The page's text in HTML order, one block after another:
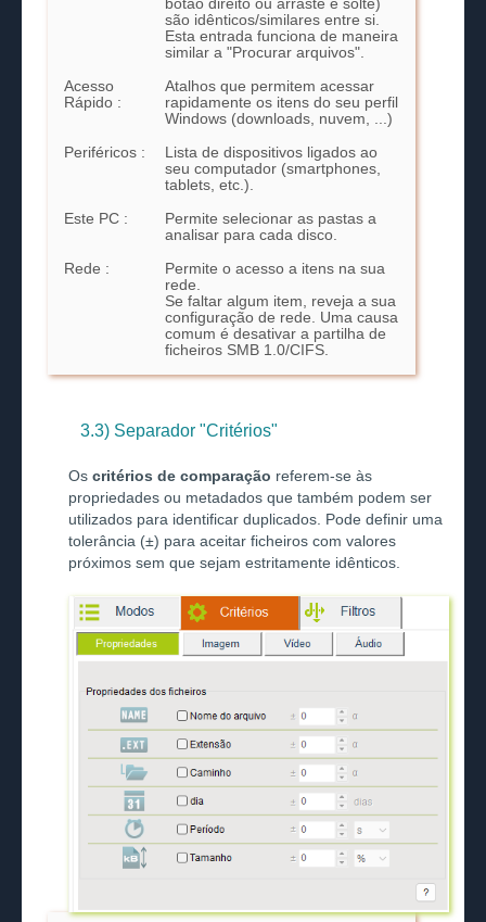
botão direito ou arraste e solte)
são idênticos/similares entre si.
Esta entrada funciona de maneira
similar a "Procurar arquivos".
Acesso
Rápido :
Atalhos que permitem acessar
rapidamente os itens do seu perfil
Windows (downloads, nuvem, ...)
Periféricos :
Lista de dispositivos ligados ao
seu computador (smartphones,
tablets, etc.).
Este PC :
Permite selecionar as pastas a
analisar para cada disco.
Rede :
Permite o acesso a itens na sua
rede.
Se faltar algum item, reveja a sua
configuração de rede. Uma causa
comum é desativar a partilha de
ficheiros SMB 1.0/CIFS.
3.3) Separador "Critérios"
Oscritérios de comparação referem-se às
propriedades ou metadados que também podem ser
utilizados para identificar duplicados. Pode definir uma
tolerância (±) para aceitar ficheiros com valores
próximos sem que sejam estritamente idênticos.